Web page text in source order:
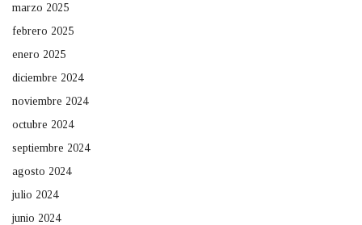
marzo 2025
febrero 2025
enero 2025
diciembre 2024
noviembre 2024
octubre 2024
septiembre 2024
agosto 2024
julio 2024
junio 2024